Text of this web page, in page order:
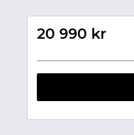
20 990 kr